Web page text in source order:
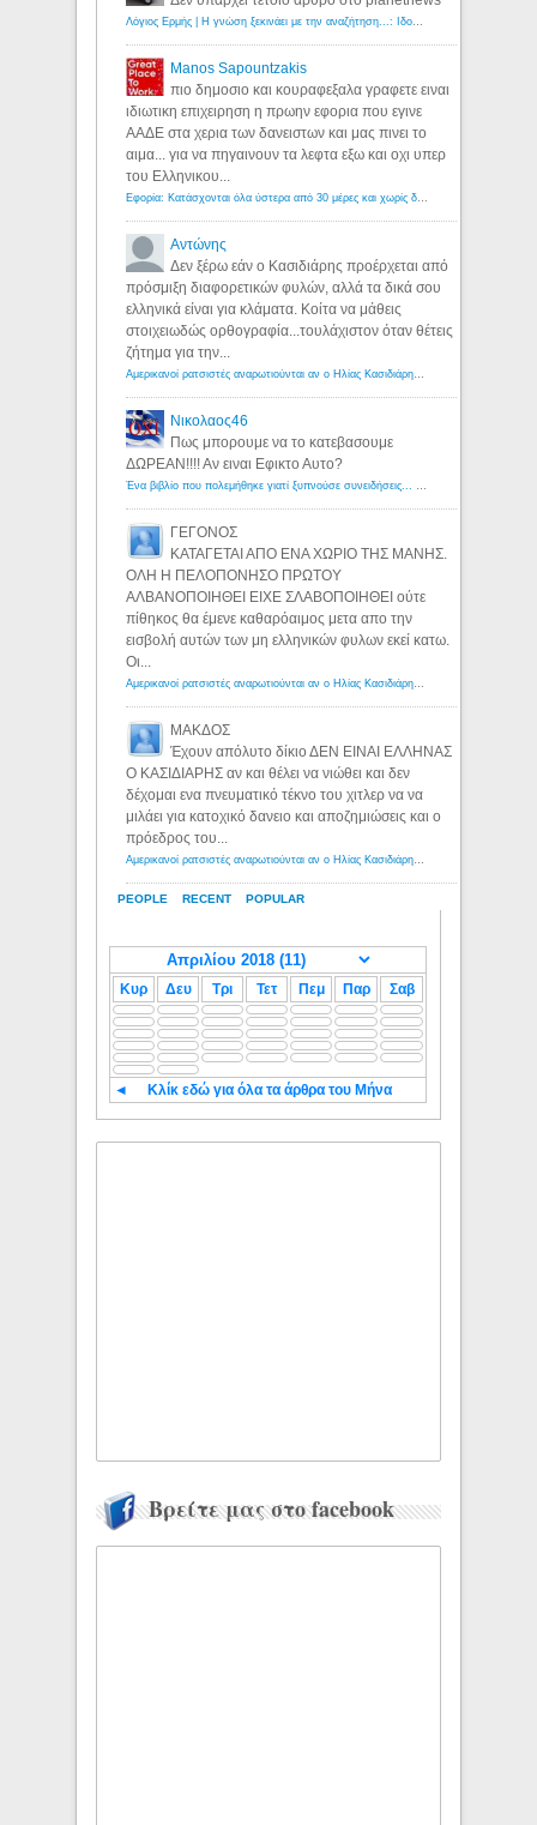
PEOPLE RECENT POPULAR
Manos Sapountzakis
πιο δημοσιο και κουραφεξαλα γραφετε ειναι
ιδιωτικη επιχειρηση η πρωην εφορια που εγινε
ΑΑΔΕ στα χερια των δανειστων και μας πινει το
αιμα... για να πηγαινουν τα λεφτα εξω και οχι υπερ
του Ελληνικου...
Αντώνης
Δεν ξέρω εάν ο Κασιδιάρης προέρχεται από
πρόσμιξη διαφορετικών φυλών, αλλά τα δικά σου
ελληνικά είναι για κλάματα. Κοίτα να μάθεις
στοιχειωδώς ορθογραφία...τουλάχιστον όταν θέτεις
ζήτημα για την...
Νικολαος46
Πως μπορουμε να το κατεβασουμε
ΔΩΡΕΑΝ!!!! Αν ειναι Εφικτο Αυτο?
ΓΕΓΟΝΟΣ
ΚΑΤΑΓΕΤΑΙ ΑΠΟ ΕΝΑ ΧΩΡΙΟ ΤΗΣ ΜΑΝΗΣ.
ΟΛΗ Η ΠΕΛΟΠΟΝΗΣΟ ΠΡΩΤΟΥ
ΑΛΒΑΝΟΠΟΙΗΘΕΙ ΕΙΧΕ ΣΛΑΒΟΠΟΙΗΘΕΙ ούτε
πίθηκος θα έμενε καθαρόαιμος μετα απο την
εισβολή αυτών των μη ελληνικών φυλων εκεί κατω.
Οι...
ΜΑΚΔΟΣ
Έχουν απόλυτο δίκιο ΔΕΝ ΕΙΝΑΙ ΕΛΛΗΝΑΣ
Ο ΚΑΣΙΔΙΑΡΗΣ αν και θέλει να νιώθει και δεν
δέχομαι ενα πνευματικό τέκνο του χιτλερ να να
μιλάει για κατοχικό δανειο και αποζημιώσεις και ο
πρόεδρος του...
Κυρ Δευ Τρι Τετ Πεμ Παρ Σαβ
◄ Κλίκ εδώ για όλα τα άρθρα του Μήνα
Βρείτε μας στο facebook